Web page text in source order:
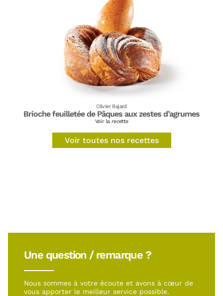
Olivier Bajard
Brioche feuilletée de Pâques aux zestes d’agrumes
Voir la recette
Voir toutes nos recettes
Une question / remarque ?
Nous sommes à votre écoute et avons à cœur de
vous apporter le meilleur service possible.